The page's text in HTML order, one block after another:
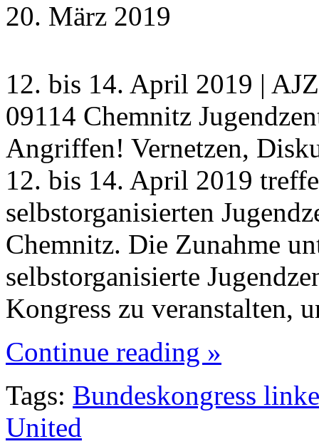
20. März 2019
12. bis 14. April 2019 |
09114 Chemnitz
Angriffen! Vernetzen,
12. bis 14. April 2019
selbstorganisierten
Chemnitz. Die Zunahme
selbstorganisierte
Kongress zu veranstalten,
Continue reading »
Tags: Bundeskongress
United